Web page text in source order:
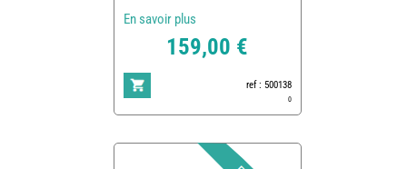
En savoir plus
159,00 €
ref : 500138
0